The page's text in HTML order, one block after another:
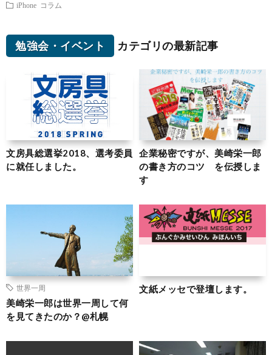
iPhone コラム
勉強会・イベント カテゴリの最新記事
文房具総選挙2018、選考委員
に就任しました。
企業秘密ですが、美崎栄一郎
の書き方のコツ を伝授しま
す
世界一周
美崎栄一郎は世界一周して何
を見てきたのか？@札幌
文紙メッセで登壇します。